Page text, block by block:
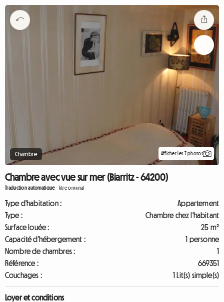
Chambre Afficher les 7 photos
Chambre avec vue sur mer (Biarritz - 64200)
Traduction automatique-Titre original
Type d'habitation :
Appartement
Type :
Chambre chez l'habitant
Surface louée :
25 m²
Capacité d'hébergement :
1 personne
Nombre de chambres :
1
Référence :
669351
Couchages :
1 Lit(s) simple(s)
Loyer et conditions